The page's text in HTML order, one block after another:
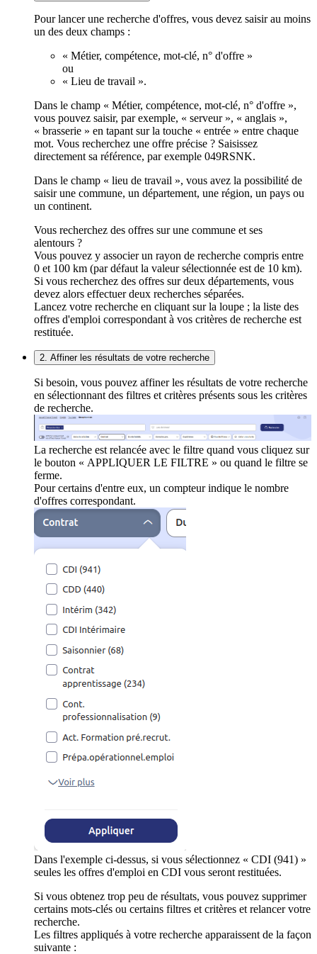
Pour lancer une recherche d'offres, vous devez saisir au moins
un des deux champs :
« Métier, compétence, mot-clé, n° d'offre »
ou
« Lieu de travail ».
Dans le champ « Métier, compétence, mot-clé, n° d'offre »,
vous pouvez saisir, par exemple, « serveur », « anglais »,
« brasserie » en tapant sur la touche « entrée » entre chaque
mot. Vous recherchez une offre précise ? Saisissez
directement sa référence, par exemple 049RSNK.
Dans le champ « lieu de travail », vous avez la possibilité de
saisir une commune, un département, une région, un pays ou
un continent.
Vous recherchez des offres sur une commune et ses
alentours ?
Vous pouvez y associer un rayon de recherche compris entre
0 et 100 km (par défaut la valeur sélectionnée est de 10 km).
Si vous recherchez des offres sur deux départements, vous
devez alors effectuer deux recherches séparées.
Lancez votre recherche en cliquant sur la loupe ; la liste des
offres d'emploi correspondant à vos critères de recherche est
restituée.
2. Affiner les résultats de votre recherche
Si besoin, vous pouvez affiner les résultats de votre recherche
en sélectionnant des filtres et critères présents sous les critères
de recherche.
La recherche est relancée avec le filtre quand vous cliquez sur
le bouton « APPLIQUER LE FILTRE » ou quand le filtre se
ferme.
Pour certains d'entre eux, un compteur indique le nombre
d'offres correspondant.
Dans l'exemple ci-dessus, si vous sélectionnez « CDI (941) »
seules les offres d'emploi en CDI vous seront restituées.
Si vous obtenez trop peu de résultats, vous pouvez supprimer
certains mots-clés ou certains filtres et critères et relancer votre
recherche.
Les filtres appliqués à votre recherche apparaissent de la façon
suivante :